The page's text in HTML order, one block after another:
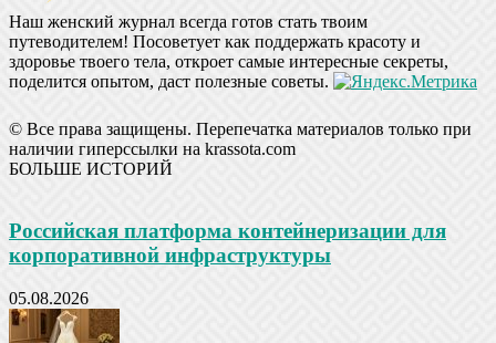
Наш женский журнал всегда готов стать твоим
путеводителем! Посоветует как поддержать красоту и
здоровье твоего тела, откроет самые интересные секреты,
поделится опытом, даст полезные советы.
© Все права защищены. Перепечатка материалов только при
наличии гиперссылки на krassota.com
БОЛЬШЕ ИСТОРИЙ
Российская платформа контейнеризации для
корпоративной инфраструктуры
05.08.2026